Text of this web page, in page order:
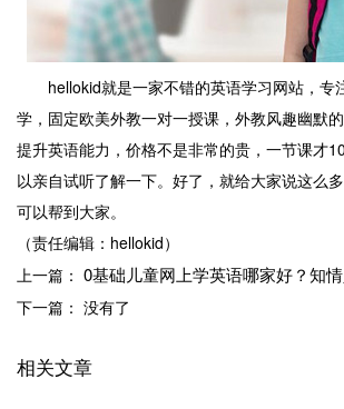
hellokid就是一家不错的英语学习网站，专
学，固定欧美外教一对一授课，外教风趣幽默
提升英语能力，价格不是非常的贵，一节课才
以亲自试听了解一下。好了，就给大家说这么
可以帮到大家。
（责任编辑：hellokid）
上一篇： 0基础儿童网上学英语哪家好？知
下一篇： 没有了
相关文章